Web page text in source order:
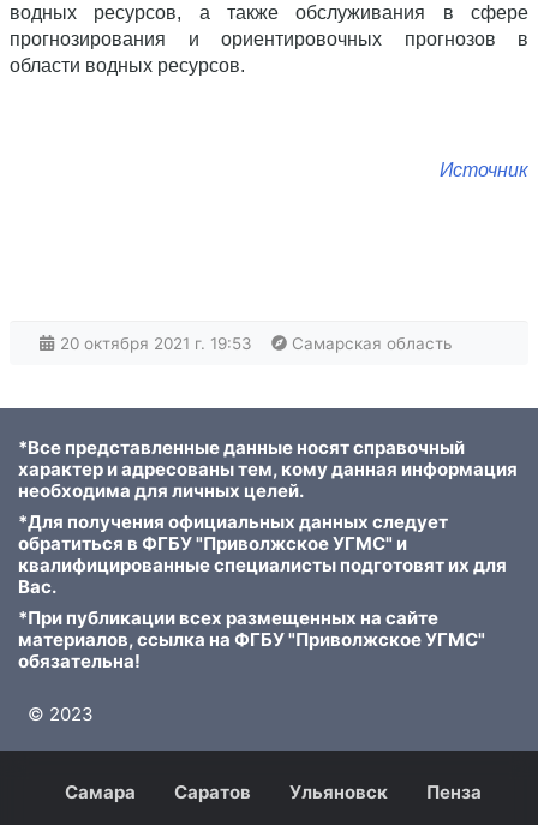
водных ресурсов, а также обслуживания в сфере
прогнозирования и ориентировочных прогнозов в
области водных ресурсов.
Источник
20 октября 2021 г. 19:53 Самарская область
*Все представленные данные носят справочный
характер и адресованы тем, кому данная информация
необходима для личных целей.
*Для получения официальных данных следует
обратиться в ФГБУ "Приволжское УГМС" и
квалифицированные специалисты подготовят их для
Вас.
*При публикации всех размещенных на сайте
материалов, ссылка на ФГБУ "Приволжское УГМС"
обязательна!
© 2023
Самара Саратов Ульяновск Пенза